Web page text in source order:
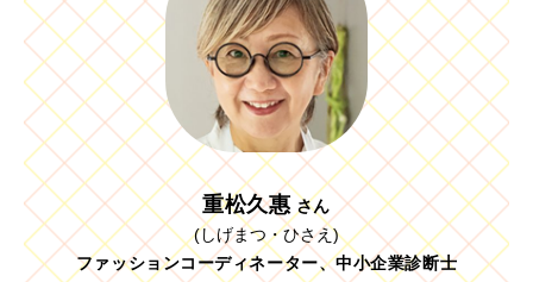
重松久惠 さん
(しげまつ・ひさえ)
ファッションコーディネーター、中小企業診断士